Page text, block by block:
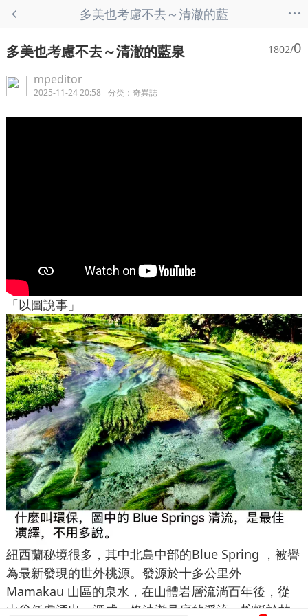
多美也考慮不去～清澈的藍
...
多美也考慮不去～清澈的藍泉 1802/0
mpeditor
2025-11-24 20:58 分类： 奇異誌
「以圖說事」
紐西蘭秘境很多，其中北島中部的Blue Spring ，被譽
為最新發現的世外桃源。發源於十多公里外
Mamakau 山區的泉水，在山體岩層流淌百年後，從
山谷低處湧出，滙成一條清澈見底的溪流，蜿蜒於林